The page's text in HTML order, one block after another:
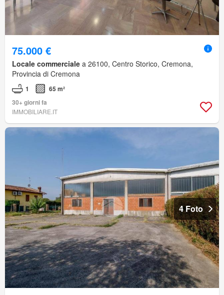
75.000 €
Locale commerciale a 26100, Centro Storico, Cremona,
Provincia di Cremona
1
65 m²
30+ giorni fa
IMMOBILIARE.IT
4 Foto